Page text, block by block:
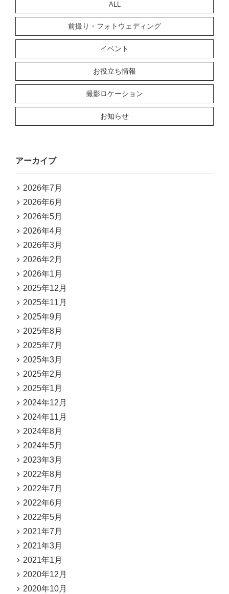
ALL
前撮り・フォトウェディング
イベント
お役立ち情報
撮影ロケーション
お知らせ
アーカイブ
2026年7月
2026年6月
2026年5月
2026年4月
2026年3月
2026年2月
2026年1月
2025年12月
2025年11月
2025年9月
2025年8月
2025年7月
2025年3月
2025年2月
2025年1月
2024年12月
2024年11月
2024年8月
2024年5月
2023年3月
2022年8月
2022年7月
2022年6月
2022年5月
2021年7月
2021年3月
2021年1月
2020年12月
2020年10月